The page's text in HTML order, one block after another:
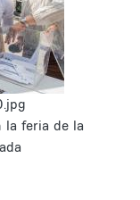
la feria de la